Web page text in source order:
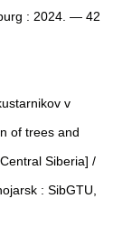
: 2024. — 42
v
of trees and
Siberia] /
: SibGTU,